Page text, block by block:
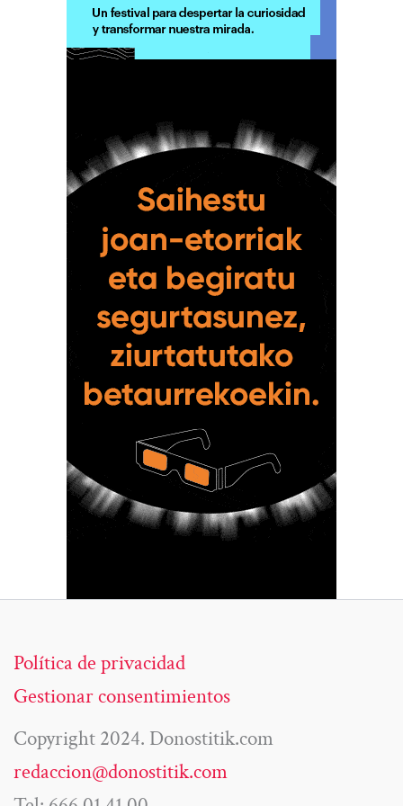
Política de privacidad
Gestionar consentimientos
Copyright 2024. Donostitik.com
redaccion@donostitik.com